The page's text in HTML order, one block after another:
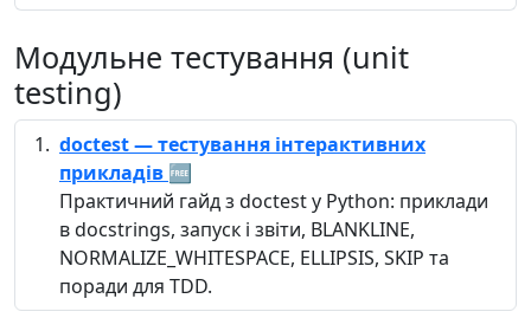
Модульне тестування (unit
testing)
doctest — тестування інтерактивних
прикладів 🆓
Практичний гайд з doctest у Python: приклади
в docstrings, запуск і звіти, BLANKLINE,
NORMALIZE_WHITESPACE, ELLIPSIS, SKIP та
поради для TDD.